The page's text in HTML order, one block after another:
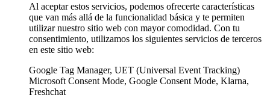
Al aceptar estos servicios, podemos ofrecerte características
que van más allá de la funcionalidad básica y te permiten
utilizar nuestro sitio web con mayor comodidad. Con tu
consentimiento, utilizamos los siguientes servicios de terceros
en este sitio web:
Google Tag Manager, UET (Universal Event Tracking)
Microsoft Consent Mode, Google Consent Mode, Klarna,
Freshchat